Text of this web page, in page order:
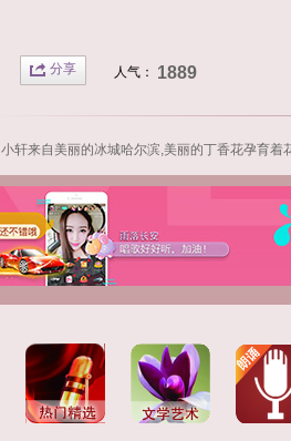
分享 人气： 1889
小轩来自美丽的冰城哈尔滨,美丽的丁香花孕育